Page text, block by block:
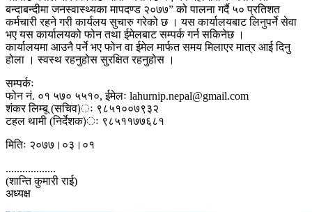
बन्दाबन्दीमा जनस्वास्थ्यका मापदण्ड २०७७” को पालना गर्दै ५० प्रतिशत
कर्मचारी रहने गरी कार्यलय सुचारु गरेको छ । यस कार्यालयबाट लिनुपर्ने सेवा
भए यस कार्यालयको फोन तथा ईमेलबाट सम्पर्क गर्न सकिनेछ ।
कार्यालयमा आउनै पर्ने भए फोन वा ईमेल मार्फत समय मिलाएर मात्र आई दिनु
होला । स्वस्थ रहनुहोस सुरक्षित रहनुहोस ।
सम्पर्कः
फोन नं. ०१ ५७० ५५१०, ईमेलः lahurnip.nepal@gmail.com
शंकर लिम्बू (सचिव)ः ९८५१००७९३२
टहल थामी (निर्देशक)ः ९८५११७७६८१
मितिः २०७७।०३।०१
..................
(शान्ति कुमारी राई)
अध्यक्ष